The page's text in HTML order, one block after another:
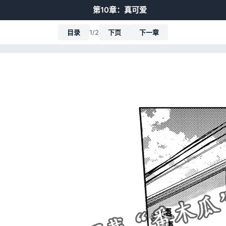
第10章：真可爱
目录 1/2 下页 下一章